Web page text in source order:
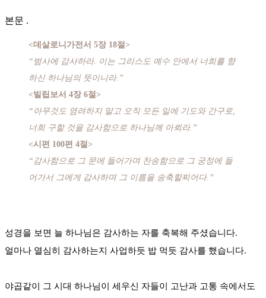
본문 .
<데살로니가전서 5장 18절>
“범사에 감사하라. 이는 그리스도 예수 안에서 너희를 향
하신 하나님의 뜻이니라.”
<빌립보서 4장 6절>
“아무것도 염려하지 말고 오직 모든 일에 기도와 간구로,
너희 구할 것을 감사함으로 하나님께 아뢰라.”
<시편 100편 4절>
“감사함으로 그 문에 들어가며 찬송함으로 그 궁정에 들
어가서 그에게 감사하며 그 이름을 송축할찌어다.”
성경을 보면 늘 하나님은 감사하는 자를 축복해 주셨습니다.
얼마나 열심히 감사하는지 사업하듯 밥 먹듯 감사를 했습니다.
야곱같이 그 시대 하나님이 세우신 자들이 고난과 고통 속에서도